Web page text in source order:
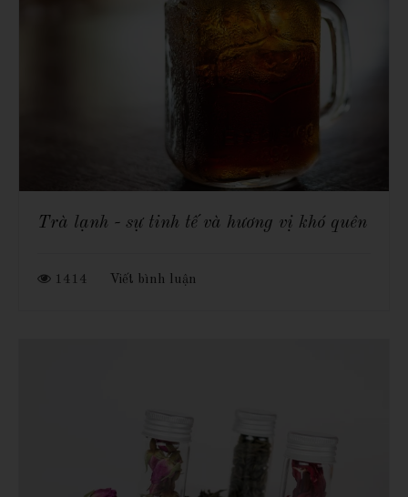
Trà lạnh - sự tinh tế và hương vị khó quên
1414 Viết bình luận